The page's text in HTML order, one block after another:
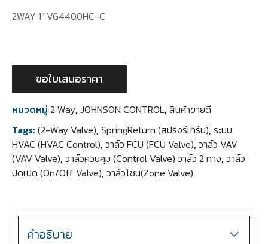
2WAY 1″ VG4400HC-C
ขอใบเสนอราคา
หมวดหมู่ 2 Way, JOHNSON CONTROL, สินค้าขายดี
Tags:(2-Way Valve), SpringReturn (สปริงรีเทิร์น), ระบบ
HVAC (HVAC Control), วาล์ว FCU (FCU Valve), วาล์ว VAV
(VAV Valve), วาล์วควบคุม (Control Valve) วาล์ว 2 ทาง, วาล์ว
ปิดเปิด (On/Off Valve), วาล์วโซน(Zone Valve)
คำอธิบาย